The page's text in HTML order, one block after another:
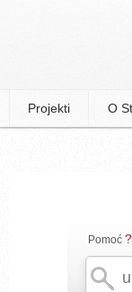
Projekti O
Pomoć ?